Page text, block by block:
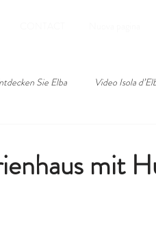
Sie Elba Video Isola
mit